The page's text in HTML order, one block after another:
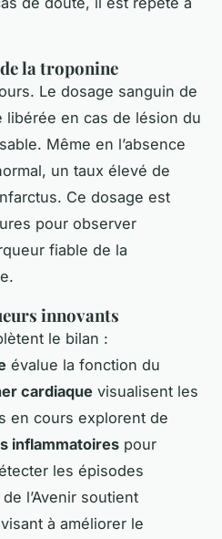
la troponine
Le dosage sanguin de
libérée en cas de lésion du
Même en l’absence
un taux élevé de
Ce dosage est
pour observer
fiable de la
innovants
le bilan :
évalue la fonction du
cardiaque visualisent les
en cours explorent de
inflammatoires pour
les épisodes
l’Avenir soutient
à améliorer le